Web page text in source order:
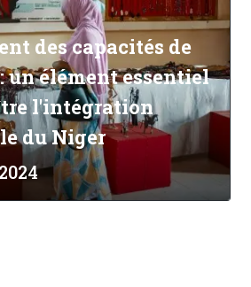
des capacités de
un élément essentiel
l'intégration
du Niger